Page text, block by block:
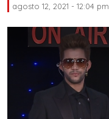
agosto 12, 2021 - 12:04 pm